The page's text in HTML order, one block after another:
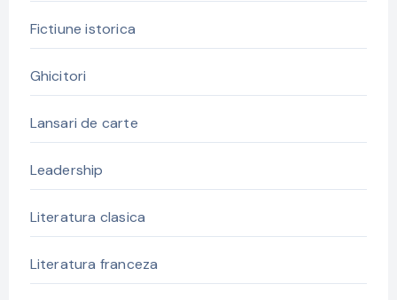
Fictiune istorica
Ghicitori
Lansari de carte
Leadership
Literatura clasica
Literatura franceza